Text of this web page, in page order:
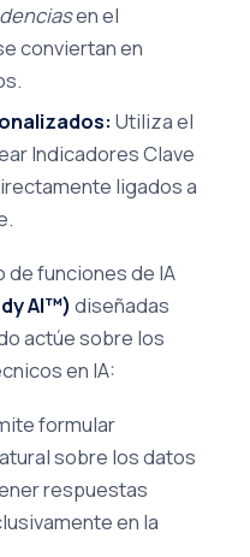
en el
conviertan en
Utiliza el
Indicadores Clave
ligados a
de funciones de IA
AI™) diseñadas
actúe sobre los
en IA:
formular
sobre los datos
respuestas
en la